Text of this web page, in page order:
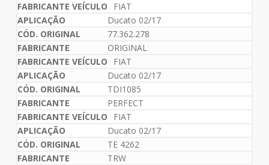
FIAT
Ducato 02/17
77.362.278
ORIGINAL
FIAT
Ducato 02/17
TDI1085
PERFECT
FIAT
Ducato 02/17
TE 4262
TRW